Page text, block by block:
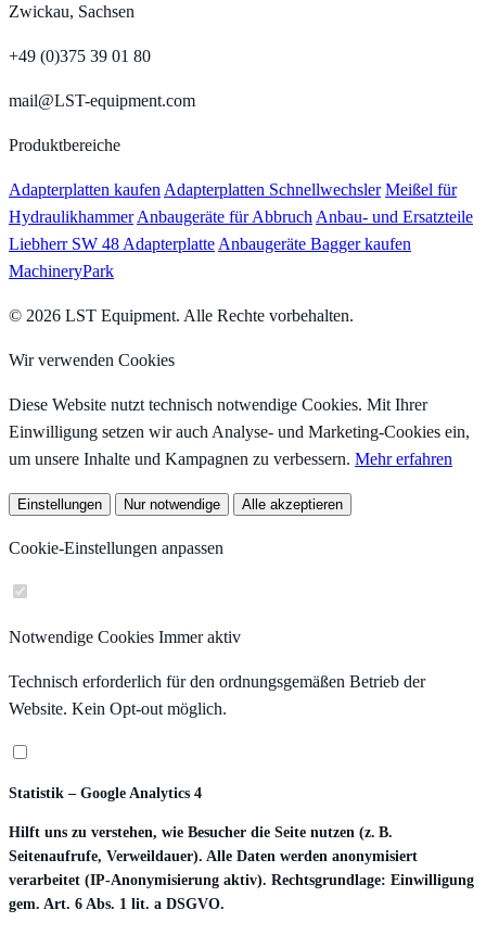
Zwickau, Sachsen
+49 (0)375 39 01 80
mail@LST-equipment.com
Produktbereiche
Adapterplatten kaufenAdapterplatten Schnellwechsler Meißel für
HydraulikhammerAnbaugeräte für AbbruchAnbau- und Ersatzteile
Liebherr SW 48 AdapterplatteAnbaugeräte Bagger kaufen
MachineryPark
© 2026 LST Equipment. Alle Rechte vorbehalten.
Wir verwenden Cookies
Diese Website nutzt technisch notwendige Cookies. Mit Ihrer
Einwilligung setzen wir auch Analyse- und Marketing-Cookies ein,
um unsere Inhalte und Kampagnen zu verbessern. Mehr erfahren
Einstellungen Nur notwendige Alle akzeptieren
Cookie-Einstellungen anpassen
Notwendige Cookies Immer aktiv
Technisch erforderlich für den ordnungsgemäßen Betrieb der
Website. Kein Opt-out möglich.
Statistik – Google Analytics 4
Hilft uns zu verstehen, wie Besucher die Seite nutzen (z. B.
Seitenaufrufe, Verweildauer). Alle Daten werden anonymisiert
verarbeitet (IP-Anonymisierung aktiv). Rechtsgrundlage: Einwilligung
gem. Art. 6 Abs. 1 lit. a DSGVO.